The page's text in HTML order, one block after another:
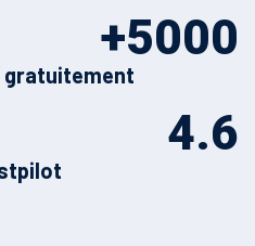
5000
+
gratuitement
4.6